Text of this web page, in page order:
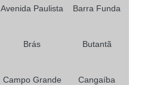
Avenida Paulista Barra Funda
Brás Butantã
Campo Grande Cangaíba